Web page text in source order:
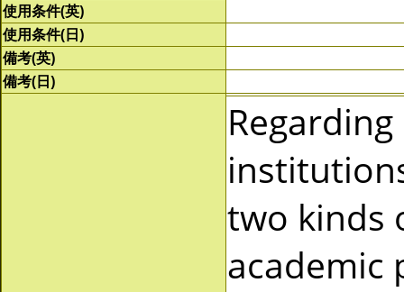
使用条件(英)
使用条件(日)
備考(英)
備考(日)
two kinds
academic